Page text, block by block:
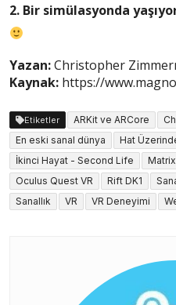
2. Bir simülasyonda
Yazan:Christopher
Kaynak: https://
Etiketler ARKit ve ARCore
En eski sanal dünya
Hat
İkinci Hayat - Second Life
Matrix
Oculus Quest VR
Rift DK1
Sanallık
VR VR Deneyimi